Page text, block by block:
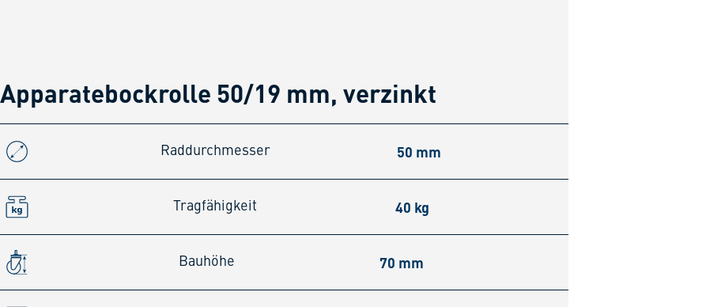
Apparatebockrolle 50/19 mm, verzinkt
Raddurchmesser 50 mm
Tragfähigkeit 40 kg
Bauhöhe 70 mm